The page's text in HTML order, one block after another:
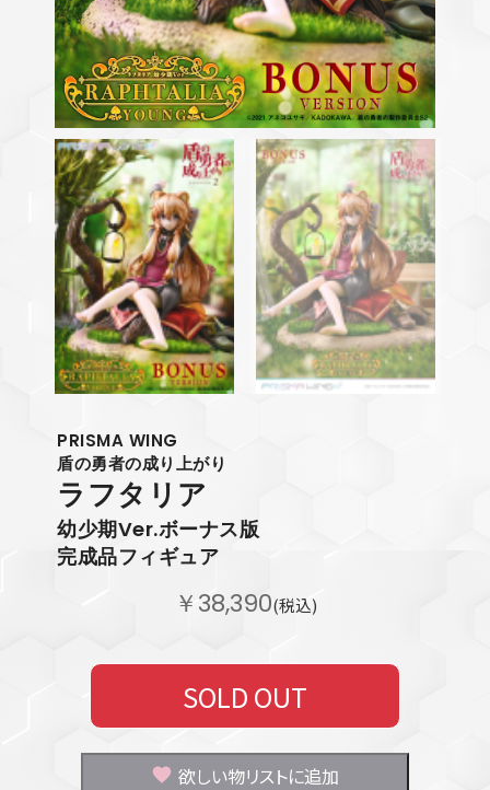
PRISMA WING
盾の勇者の成り上がり
ラフタリア
幼少期Ver.ボーナス版
完成品フィギュア
￥38,390(税込)
SOLD OUT
欲しい物リストに追加